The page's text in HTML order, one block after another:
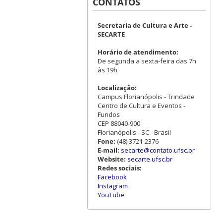
Secretaria de Cultura e Arte -
SECARTE
Horário de atendimento:
De segunda a sexta-feira das 7h
às 19h
Localização:
Campus Florianópolis - Trindade
Centro de Cultura e Eventos -
Fundos
CEP 88040-900
Florianópolis - SC - Brasil
Fone: (48) 3721-2376
E-mail: secarte@contato.ufsc.br
Website: secarte.ufsc.br
Redes sociais:
Facebook
Instagram
YouTube